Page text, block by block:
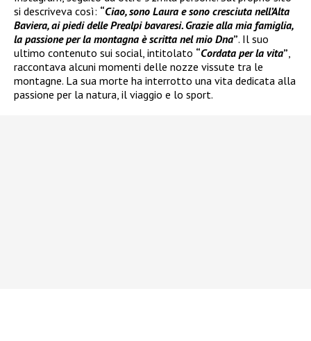
si descriveva così: “Ciao, sono Laura e sono cresciuta nell’Alta
Baviera, ai piedi delle Prealpi bavaresi. Grazie alla mia famiglia,
la passione per la montagna è scritta nel mio Dna”. Il suo
ultimo contenuto sui social, intitolato “Cordata per la vita”,
raccontava alcuni momenti delle nozze vissute tra le
montagne. La sua morte ha interrotto una vita dedicata alla
passione per la natura, il viaggio e lo sport.